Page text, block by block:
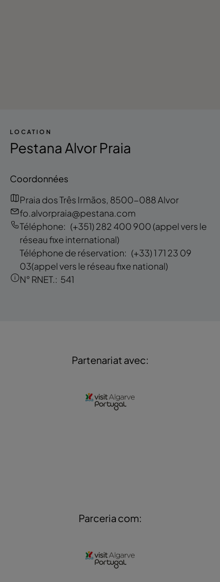
LOCATION
Pestana Alvor Praia
Coordonnées
Praia dos Três Irmãos, 8500-088 Alvor
fo.alvorpraia@pestana.com
Téléphone: (+351) 282 400 900 (appel vers le
réseau fixe international)
Téléphone de réservation: (+33) 1 71 23 09
03(appel vers le réseau fixe national)
N° RNET.: 541
Partenariat avec:
Parceria com: